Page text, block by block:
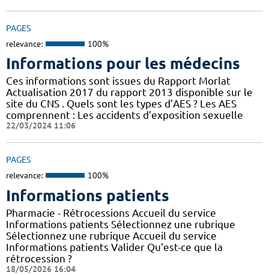
PAGES
relevance: 100%
Informations pour les médecins
Ces informations sont issues du Rapport Morlat
Actualisation 2017 du rapport 2013 disponible sur le
site du CNS . Quels sont les types d’AES ? Les AES
comprennent : Les accidents d’exposition sexuelle
22/03/2024 11:06
PAGES
relevance: 100%
Informations patients
Pharmacie - Rétrocessions Accueil du service
Informations patients Sélectionnez une rubrique
Sélectionnez une rubrique Accueil du service
Informations patients Valider Qu’est-ce que la
rétrocession ?
18/05/2026 16:04